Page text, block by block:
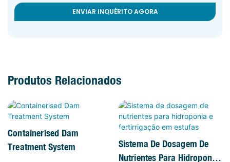
ENVIAR INQUÉRITO AGORA
Produtos Relacionados
Containerised Dam
Treatment System
Sistema De Dosagem De
Nutrientes Para Hidroponia